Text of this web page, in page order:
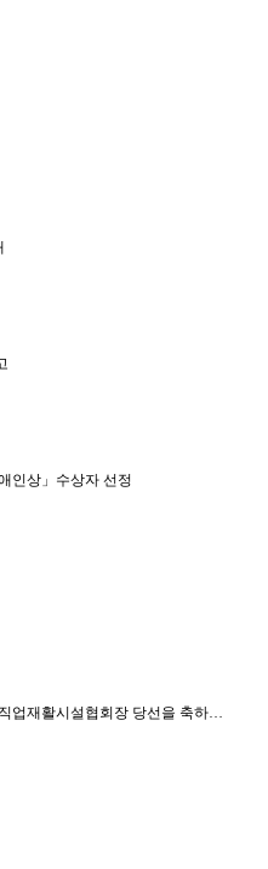
인상」수상자 선정
업재활시설협회장 당선을 축하…